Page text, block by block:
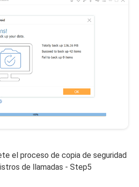
el proceso de copia de seguridad
de llamadas - Step5